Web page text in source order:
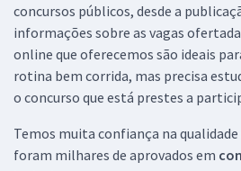
concursos públicos, desde a
informações sobre as vagas
online que oferecemos são ideais
rotina bem corrida, mas precisa
o concurso que está prestes a
Temos muita confiança na
foram milhares de aprovados em